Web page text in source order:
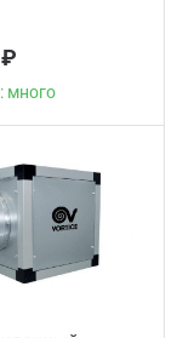
много